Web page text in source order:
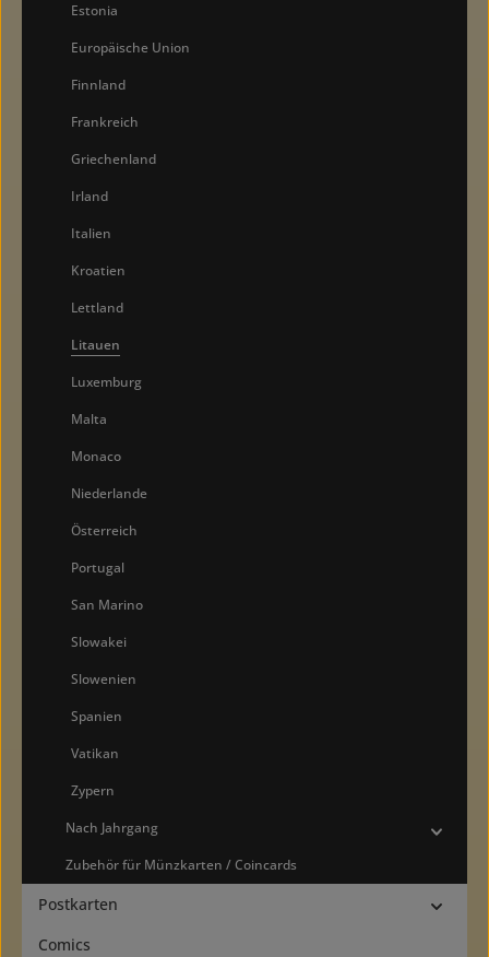
Estonia
Europäische Union
Finnland
Frankreich
Griechenland
Irland
Italien
Kroatien
Lettland
Litauen
Luxemburg
Malta
Monaco
Niederlande
Österreich
Portugal
San Marino
Slowakei
Slowenien
Spanien
Vatikan
Zypern
Nach Jahrgang
Zubehör für Münzkarten / Coincards
Postkarten
Comics